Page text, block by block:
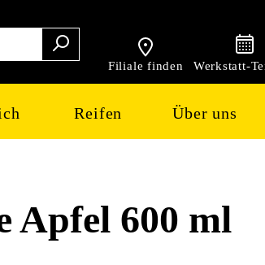
Filiale finden
Reifen Über uns
Apfel 600 ml